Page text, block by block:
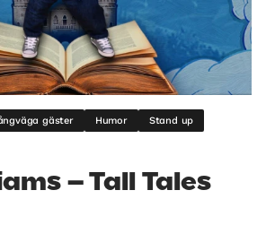
gäster Humor
Stand up
– Tall Tales